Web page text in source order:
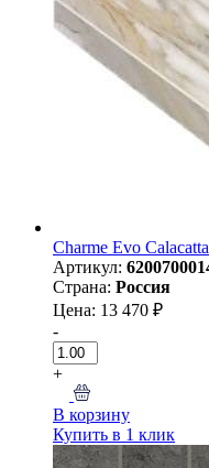
Charme Evo
Артикул:
Страна: Россия
Цена: 13 470 ₽
-
+
В корзину
Купить в 1 клик